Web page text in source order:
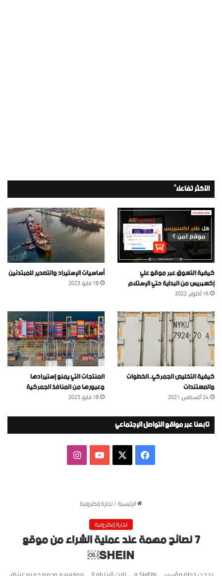
الأكثر تفاعلاً
كيفية التسوق عبر موقع علي
إكسبريس من البداية حتي الإستلام
16 أكتوبر، 2022
أساسيات الإستيراد والتصدير للمبتدئين
18 مايو، 2023
كيفية التخليص الجمركي..الخطوات
والمستندات
24 أغسطس، 2021
المنتجات التي يمنع إستيرادها
وعبورها من المنافذ الجمركية
18 مايو، 2023
تابعنا عبر مواقع التواصل الإجتماعي
فيسبوك ‫YouTubeانستقرام